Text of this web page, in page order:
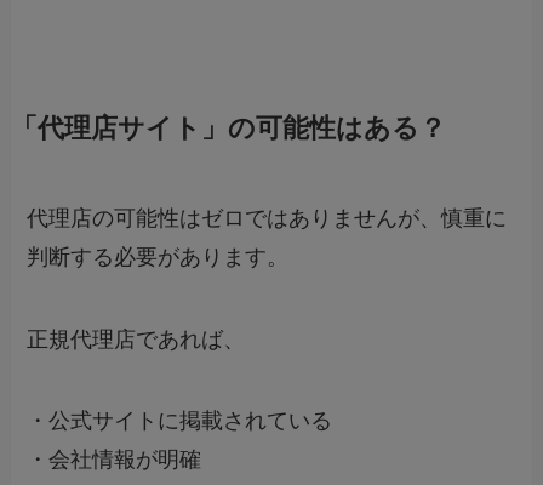
「代理店サイト」の可能性はある？
代理店の可能性はゼロではありませんが、慎重に
判断する必要があります。
正規代理店であれば、
・公式サイトに掲載されている
・会社情報が明確